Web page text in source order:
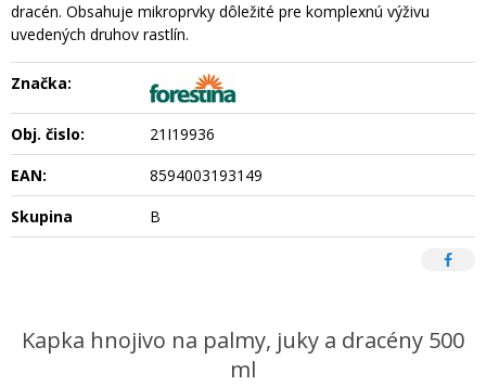
dracén. Obsahuje mikroprvky dôležité pre komplexnú výživu
uvedených druhov rastlín.
Značka:
Obj. čislo:
21I19936
EAN:
8594003193149
Skupina
B
Kapka hnojivo na palmy, juky a dracény 500
ml